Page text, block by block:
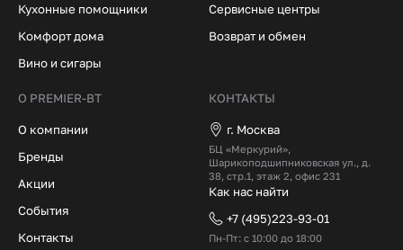
Кухонные помощники
Комфорт дома
Вино и сигары
Сервисные центры
Возврат и обмен
О PREMIER-BT
О компании
Бренды
Акции
События
Контакты
КОНТАКТЫ
г. Москва
БЦ «Меркурий»,
Шарикоподшипниковская ул., д.
38, стр.1, этаж 2, офис 231
Как нас найти
+7 (495)223-93-01
Пн-Пт: с 10:00 до 18:00